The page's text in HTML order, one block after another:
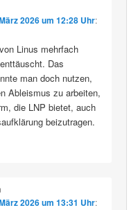
2026 um 12:28 Uhr:
Linus mehrfach
Das
man doch nutzen,
Ableismus zu arbeiten,
die LNP bietet, auch
beizutragen.
2026 um 13:31 Uhr: